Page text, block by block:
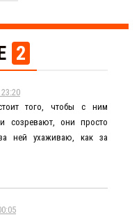
2
того, чтобы с ним
созревают, они просто
ней ухаживаю, как за